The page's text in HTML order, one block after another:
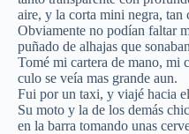
aire, y la corta mini negra, tan
Obviamente no podían faltar
puñado de alhajas que
Tomé mi cartera de mano, mi
culo se veía mas grande aun.
Fui por un taxi, y viajé hacia
Su moto y la de los demás
en la barra tomando unas